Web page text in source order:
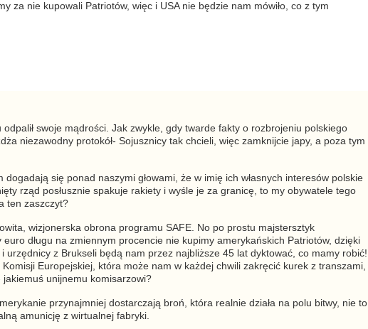
za nie kupowali Patriotów, więc i USA nie będzie nam mówiło, co z tym
swoje mądrości. Jak zwykle, gdy twarde fakty o rozbrojeniu polskiego
niezawodny protokół- Sojusznicy tak chcieli, więc zamknijcie japy, a poza tym
się ponad naszymi głowami, że w imię ich własnych interesów polskie
rząd posłusznie spakuje rakiety i wyśle je za granicę, to my obywatele tego
ten zaszczyt?
wizjonerska obrona programu SAFE. No po prostu majstersztyk
długu na zmiennym procencie nie kupimy amerykańskich Patriotów, dzięki
urzędnicy z Brukseli będą nam przez najbliższe 45 lat dyktować, co mamy robić!
Europejskiej, która może nam w każdej chwili zakręcić kurek z transzami,
unijnemu komisarzowi?
przynajmniej dostarczają broń, która realnie działa na polu bitwy, nie to
amunicję z wirtualnej fabryki.